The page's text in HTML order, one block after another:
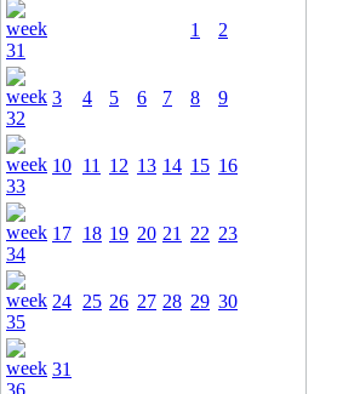
1 2
3 4 5 6 7 8 9
10 11 12 13 14 15 16
17 18 19 20 21 22 23
24 25 26 27 28 29 30
31